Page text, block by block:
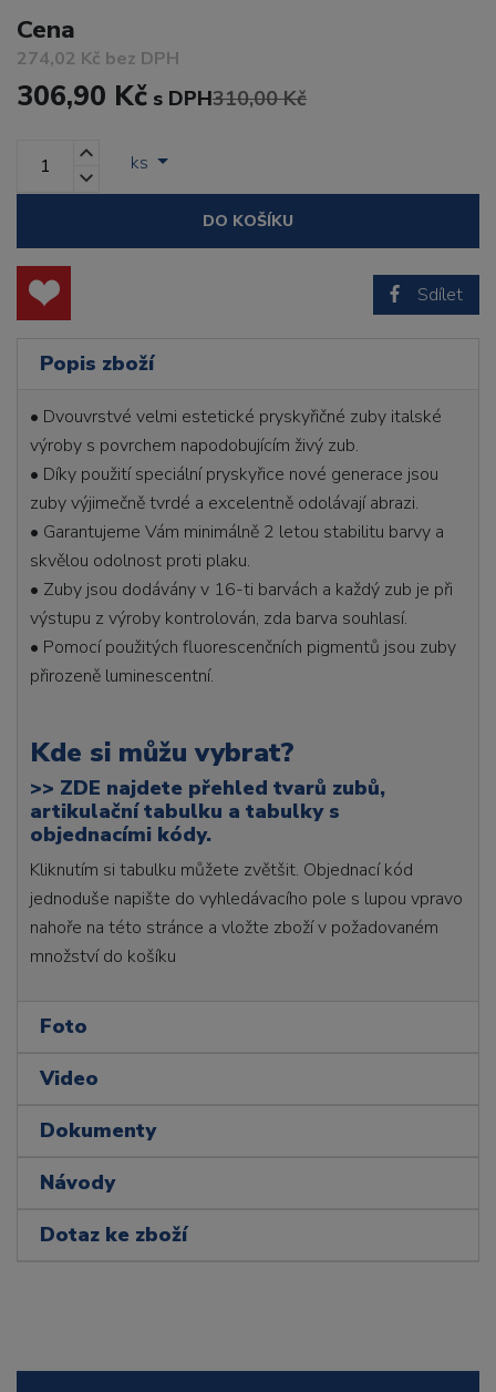
Cena
274,02 Kč bez DPH
306,90 Kč s DPH310,00 Kč
ks
DO KOŠÍKU
Sdílet
Popis zboží
• Dvouvrstvé velmi estetické pryskyřičné zuby italské
výroby s povrchem napodobujícím živý zub.
• Díky použití speciální pryskyřice nové generace jsou
zuby výjimečně tvrdé a excelentně odolávají abrazi.
• Garantujeme Vám minimálně 2 letou stabilitu barvy a
skvělou odolnost proti plaku.
• Zuby jsou dodávány v 16-ti barvách a každý zub je při
výstupu z výroby kontrolován, zda barva souhlasí.
• Pomocí použitých fluorescenčních pigmentů jsou zuby
přirozeně luminescentní.
Kde si můžu vybrat?
>> ZDE najdete přehled tvarů zubů,
artikulační tabulku a tabulky s
objednacími kódy.
Kliknutím si tabulku můžete zvětšit. Objednací kód
jednoduše napište do vyhledávacího pole s lupou vpravo
nahoře na této stránce a vložte zboží v požadovaném
množství do košíku
Foto
Video
Dokumenty
Návody
Dotaz ke zboží